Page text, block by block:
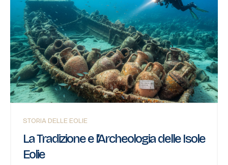
faraglioni: Basiluzzo, Dattilo, Lisca Bianca,
Lisca Nera e Bottaro.
Lo Scoglio della
Nave: Un Relitto Affiorante Perché si chiama
Scoglio della Nave? Il nome deriva dalla sua
forma, che ricorda vagamente una nave
affiorante dal mare. Visto da alcune
angolazioni, soprattutto dal mare, sembra una
carena rovesciata o un relitto. Caratteristiche
STORIA DELLE EOLIE
La Tradizione e l’Archeologia delle Isole
Eolie